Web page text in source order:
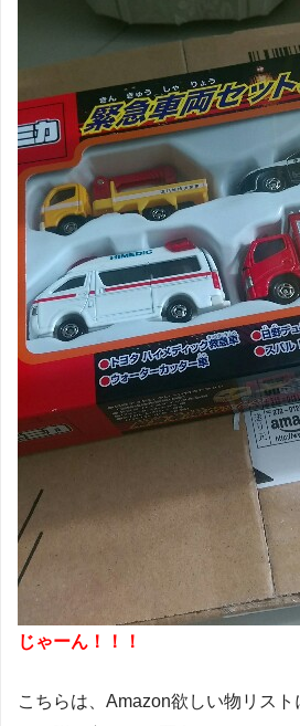
じゃーん！！！
こちらは、Amazon欲しい物リス